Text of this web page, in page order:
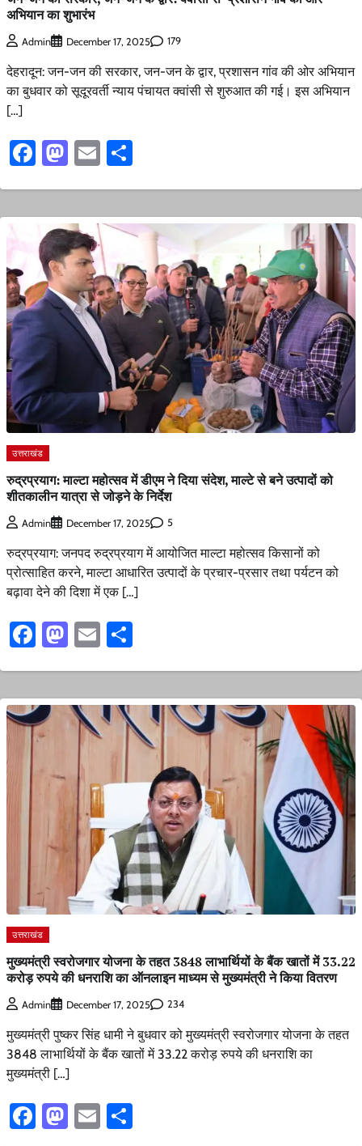
अभियान का शुभारंभ
Admin December 17, 2025 179
देहरादून: जन-जन की सरकार, जन-जन के द्वार, प्रशासन गांव की ओर अभियान
का बुधवार को सूदूरवर्ती न्याय पंचायत क्वांसी से शुरुआत की गई। इस अभियान
[…]
Facebook
Mastodon
Email
उत्तराखंड
रुद्रप्रयाग: माल्टा महोत्सव में डीएम ने दिया संदेश, माल्टे से बने उत्पादों को
शीतकालीन यात्रा से जोड़ने के निर्देश
Admin December 17, 2025 5
रुद्रप्रयाग: जनपद रुद्रप्रयाग में आयोजित माल्टा महोत्सव किसानों को
प्रोत्साहित करने, माल्टा आधारित उत्पादों के प्रचार-प्रसार तथा पर्यटन को
बढ़ावा देने की दिशा में एक […]
Facebook
Mastodon
Email
उत्तराखंड
मुख्यमंत्री स्वरोजगार योजना के तहत 3848 लाभार्थियों के बैंक खातों में 33.22
करोड़ रुपये की धनराशि का ऑनलाइन माध्यम से मुख्यमंत्री ने किया वितरण
Admin December 17, 2025 234
मुख्यमंत्री पुष्कर सिंह धामी ने बुधवार को मुख्यमंत्री स्वरोजगार योजना के तहत
3848 लाभार्थियों के बैंक खातों में 33.22 करोड़ रुपये की धनराशि का
मुख्यमंत्री […]
Facebook
Mastodon
Email